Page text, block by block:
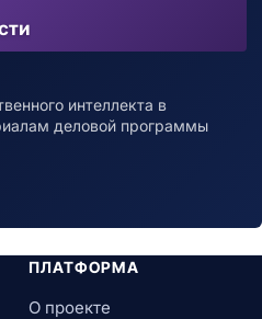
интеллекта в
деловой программы
ПЛАТФОРМА
О проекте